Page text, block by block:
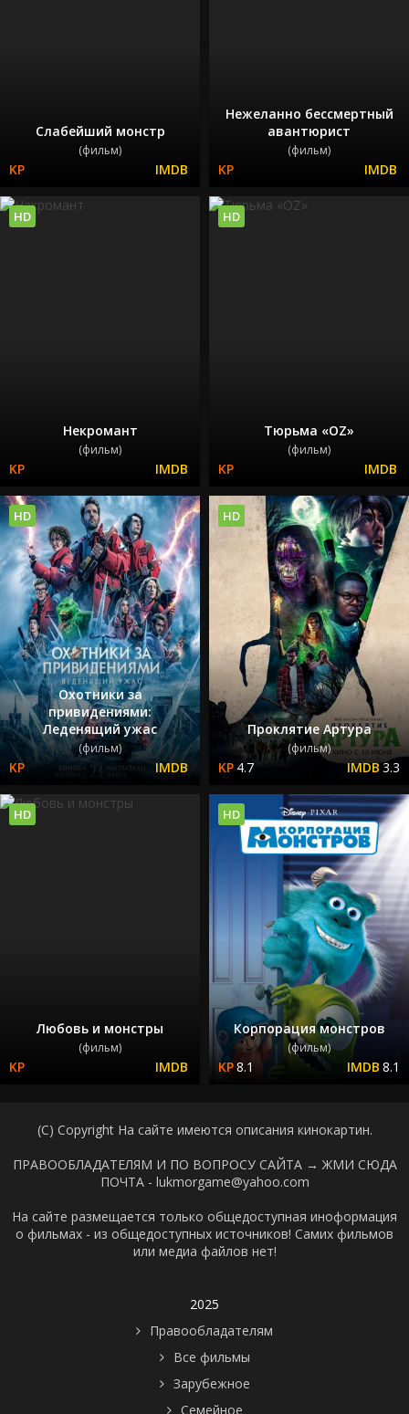
Слабейший монстр
(фильм)
Нежеланно бессмертный
авантюрист
(фильм)
Некромант
(фильм)
HD
Тюрьма «ОZ»
(фильм)
HD
Охотники за
привидениями:
Леденящий ужас
(фильм)
HD
Проклятие Артура
(фильм)
4.7 3.3
HD
Любовь и монстры
(фильм)
HD
Корпорация монстров
(фильм)
8.1 8.1
HD
(C) Copyright На сайте имеются описания кинокартин.
ПРАВООБЛАДАТЕЛЯМ И ПО ВОПРОСУ САЙТА → ЖМИ СЮДА
ПОЧТА - lukmorgame@yahoo.com
На сайте размещается только общедоступная иноформация
о фильмах - из общедоступных источников! Самих фильмов
или медиа файлов нет!
2025
Правообладателям
Все фильмы
Зарубежное
Семейное